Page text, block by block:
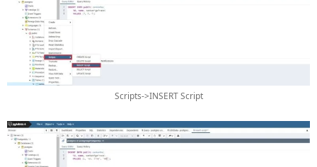
Scripts->INSERT Script